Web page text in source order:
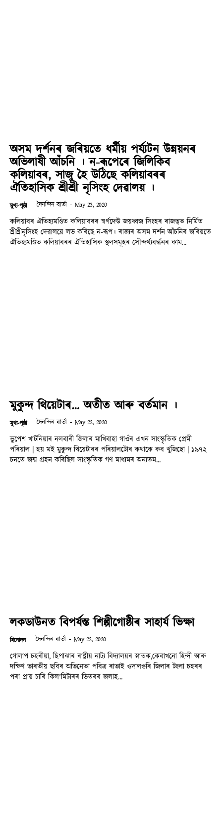
অসম দৰ্শনৰ জৰিয়তে ধৰ্মীয় পৰ্য‍্যটন উন্নয়নৰ
অভিলাষী আঁচনি । ন-ৰূপেৰে জিলিকিব
কলিয়াবৰ, সাজু হৈ উঠিছে কলিয়াবৰৰ
ঐতিহাসিক শ্ৰীশ্ৰী নৃসিংহ দেৱালয় ।
মুখ্য-পৃষ্ঠা দৈনন্দিন বাৰ্তা - May 23, 2020
কলিয়াবৰ ঐতিহ‍্যমণ্ডিত কলিয়াবৰৰ স্বৰ্গদেউ জয়ধ্বজ সিংহৰ ৰাজত্বত নিৰ্মিত
শ্ৰীশ্ৰীনৃসিংহ দেৱালয়ে লভ কৰিছে ন-ৰূপ। ৰাজ‍্যৰ অসম দৰ্শন আঁচনিৰ জৰিয়তে
ঐতিহ‍্যমণ্ডিত কলিয়াবৰৰ ঐতিহাসিক স্থলসমূহৰ সৌন্দৰ্য‍্যবৰ্দ্ধনৰ কাম...
মুকুন্দ থিয়েটাৰ… অতীত আৰু বৰ্তমান ।
মুখ্য-পৃষ্ঠা দৈনন্দিন বাৰ্তা - May 22, 2020
ভুপেশ খাটনিয়াৰ নলবাৰী জিলাৰ মাখিবাহা গাওঁৰ এখন সাংস্কৃতিক প্ৰেমী
পৰিয়াল | হয় মই মুকুন্দ থিয়েটাৰৰ পৰিয়ালটোৰ কথাকে কব খুজিছো | ১৯৭২
চনতে জন্ম গ্ৰহন কৰিছিল সাংস্কৃতিক গণ মাধ্যমৰ অন্যতম...
লকডাউনত বিপৰ্যস্ত শিল্পীগোষ্ঠীৰ সাহাৰ্য ভিক্ষা
বিনোদন দৈনন্দিন বাৰ্তা - May 22, 2020
গোলাপ চহৰীয়া, ছিপাঝাৰ ৰাষ্ট্ৰীয় নাট্য বিদ্যালয়ৰ স্নাতক,কেবাখনো হিন্দী আৰু
দক্ষিণ ভাৰতীয় ছবিৰ অভিনেতা পবিত্ৰ ৰাভাই ওদালগুৰি জিলাৰ টংলা চহৰৰ
পৰা প্ৰায় চাৰি কিল'মিটাৰৰ ভিতৰৰ জলাহ...